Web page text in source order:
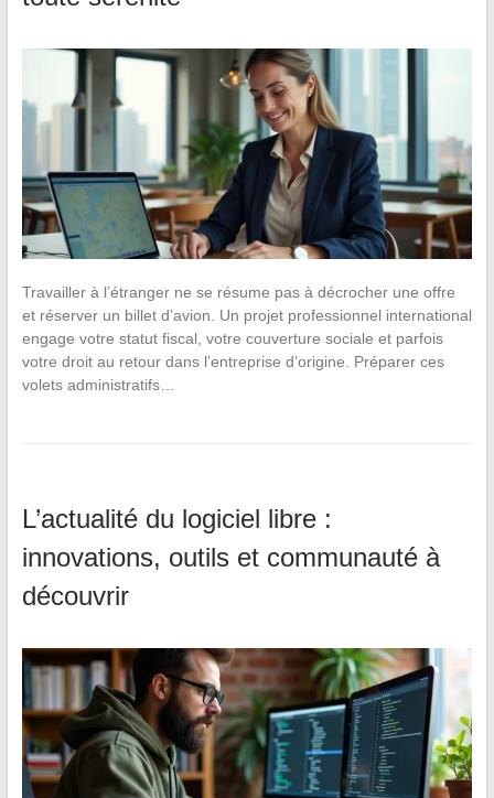
Travailler à l’étranger ne se résume pas à décrocher une offre
et réserver un billet d’avion. Un projet professionnel international
engage votre statut fiscal, votre couverture sociale et parfois
votre droit au retour dans l’entreprise d’origine. Préparer ces
volets administratifs…
L’actualité du logiciel libre :
innovations, outils et communauté à
découvrir